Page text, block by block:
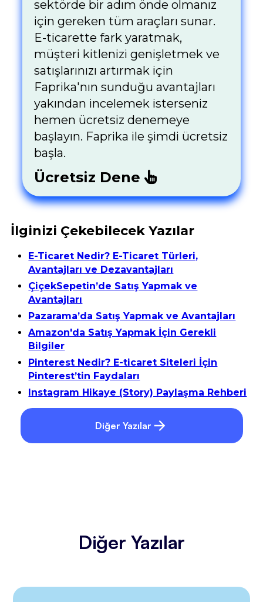
sektörde bir adım önde olmanız
için gereken tüm araçları sunar.
E-ticarette fark yaratmak,
müşteri kitlenizi genişletmek ve
satışlarınızı artırmak için
Faprika'nın sunduğu avantajları
yakından incelemek isterseniz
hemen ücretsiz denemeye
başlayın. Faprika ile şimdi ücretsiz
başla.
Ücretsiz Dene
İlginizi Çekebilecek Yazılar
E-Ticaret Nedir? E-Ticaret Türleri,
Avantajları ve Dezavantajları
ÇiçekSepetin’de Satış Yapmak ve
Avantajları
Pazarama’da Satış Yapmak ve Avantajları
Amazon'da Satış Yapmak İçin Gerekli
Bilgiler
Pinterest Nedir? E-ticaret Siteleri İçin
Pinterest’tin Faydaları
Instagram Hikaye (Story) Paylaşma Rehberi
Diğer Yazılar
Diğer Yazılar